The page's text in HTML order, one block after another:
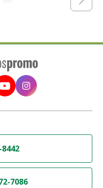
7086